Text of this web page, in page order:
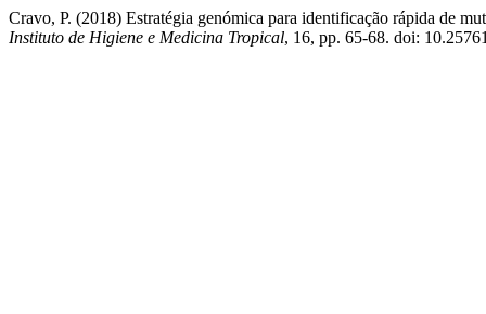
Cravo, P. (2018) Estratégia genómica para identificação rápida de
Instituto de Higiene e Medicina Tropical, 16, pp. 65-68. doi: